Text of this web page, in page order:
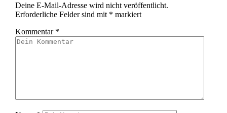
Deine E-Mail-Adresse wird nicht veröffentlicht.
Erforderliche Felder sind mit * markiert
Kommentar *